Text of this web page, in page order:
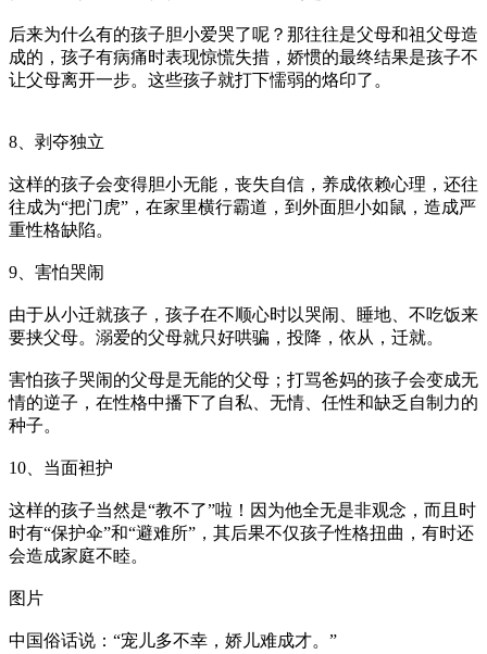
后来为什么有的孩子胆小爱哭了呢？那往往是父母和祖父母造
成的，孩子有病痛时表现惊慌失措，娇惯的最终结果是孩子不
让父母离开一步。这些孩子就打下懦弱的烙印了。
8、剥夺独立
这样的孩子会变得胆小无能，丧失自信，养成依赖心理，还往
往成为“把门虎”，在家里横行霸道，到外面胆小如鼠，造成严
重性格缺陷。
9、害怕哭闹
由于从小迁就孩子，孩子在不顺心时以哭闹、睡地、不吃饭来
要挟父母。溺爱的父母就只好哄骗，投降，依从，迁就。
害怕孩子哭闹的父母是无能的父母；打骂爸妈的孩子会变成无
情的逆子，在性格中播下了自私、无情、任性和缺乏自制力的
种子。
10、当面袒护
这样的孩子当然是“教不了”啦！因为他全无是非观念，而且时
时有“保护伞”和“避难所”，其后果不仅孩子性格扭曲，有时还
会造成家庭不睦。
图片
中国俗话说：“宠儿多不幸，娇儿难成才。”